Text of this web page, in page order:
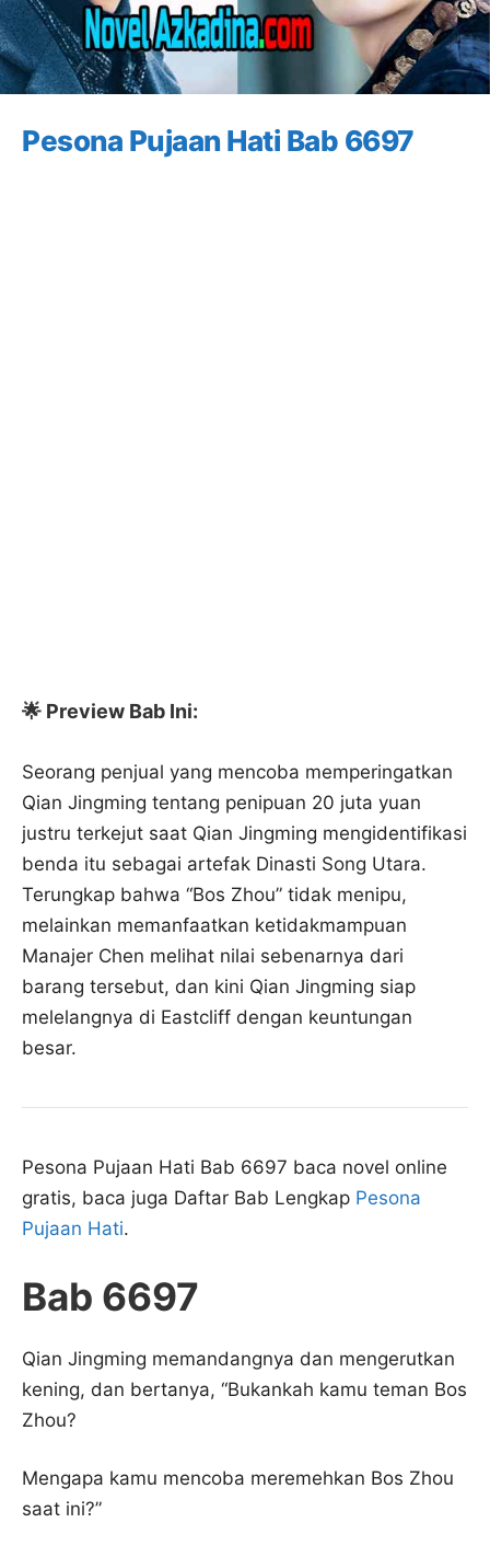
Pesona Pujaan Hati Bab 6697
🌟 Preview Bab Ini:
Seorang penjual yang mencoba memperingatkan
Qian Jingming tentang penipuan 20 juta yuan
justru terkejut saat Qian Jingming mengidentifikasi
benda itu sebagai artefak Dinasti Song Utara.
Terungkap bahwa “Bos Zhou” tidak menipu,
melainkan memanfaatkan ketidakmampuan
Manajer Chen melihat nilai sebenarnya dari
barang tersebut, dan kini Qian Jingming siap
melelangnya di Eastcliff dengan keuntungan
besar.
Pesona Pujaan Hati Bab 6697 baca novel online
gratis, baca juga Daftar Bab Lengkap Pesona
Pujaan Hati.
Bab 6697
Qian Jingming memandangnya dan mengerutkan
kening, dan bertanya, “Bukankah kamu teman Bos
Zhou?
Mengapa kamu mencoba meremehkan Bos Zhou
saat ini?”